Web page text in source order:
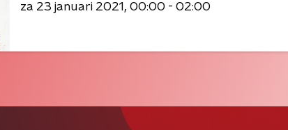
za 23 januari 2021
00:00 - 02:00